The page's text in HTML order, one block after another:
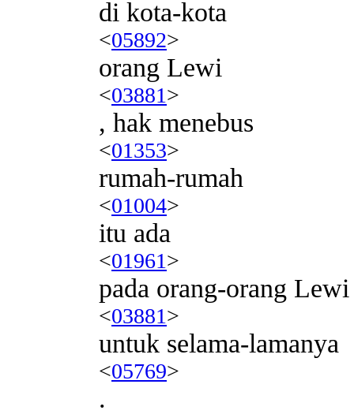
di kota-kota
<05892>
orang Lewi
<03881>
, hak menebus
<01353>
rumah-rumah
<01004>
itu ada
<01961>
pada orang-orang Lewi
<03881>
untuk selama-lamanya
<05769>
.